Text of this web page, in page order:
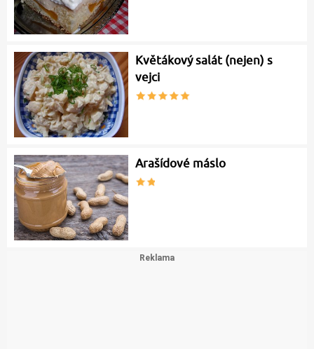
Květákový salát (nejen) s
vejci
Arašídové máslo